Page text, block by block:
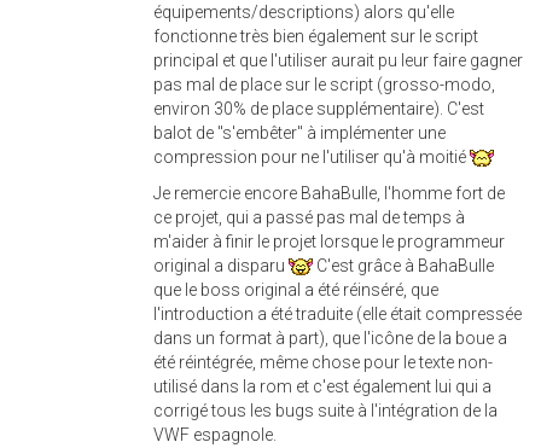
équipements/descriptions) alors qu'elle
fonctionne très bien également sur le script
principal et que l'utiliser aurait pu leur faire gagner
pas mal de place sur le script (grosso-modo,
environ 30% de place supplémentaire). C'est
balot de "s'embêter" à implémenter une
compression pour ne l'utiliser qu'à moitié
Je remercie encore BahaBulle, l'homme fort de
ce projet, qui a passé pas mal de temps à
m'aider à finir le projet lorsque le programmeur
original a disparu
C'est grâce à BahaBulle
que le boss original a été réinséré, que
l'introduction a été traduite (elle était compressée
dans un format à part), que l'icône de la boue a
été réintégrée, même chose pour le texte non-
utilisé dans la rom et c'est également lui qui a
corrigé tous les bugs suite à l'intégration de la
VWF espagnole.